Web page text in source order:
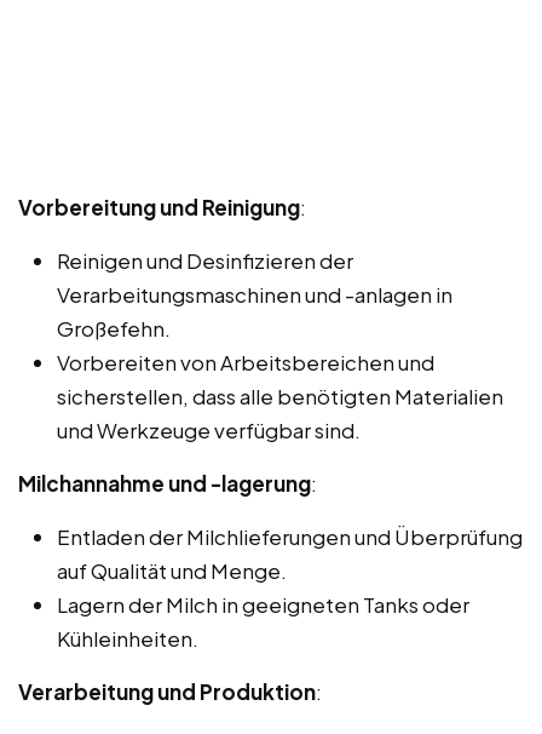
Vorbereitung und Reinigung:
Reinigen und Desinfizieren der
Verarbeitungsmaschinen und -anlagen in
Großefehn.
Vorbereiten von Arbeitsbereichen und
sicherstellen, dass alle benötigten Materialien
und Werkzeuge verfügbar sind.
Milchannahme und -lagerung:
Entladen der Milchlieferungen und Überprüfung
auf Qualität und Menge.
Lagern der Milch in geeigneten Tanks oder
Kühleinheiten.
Verarbeitung und Produktion: